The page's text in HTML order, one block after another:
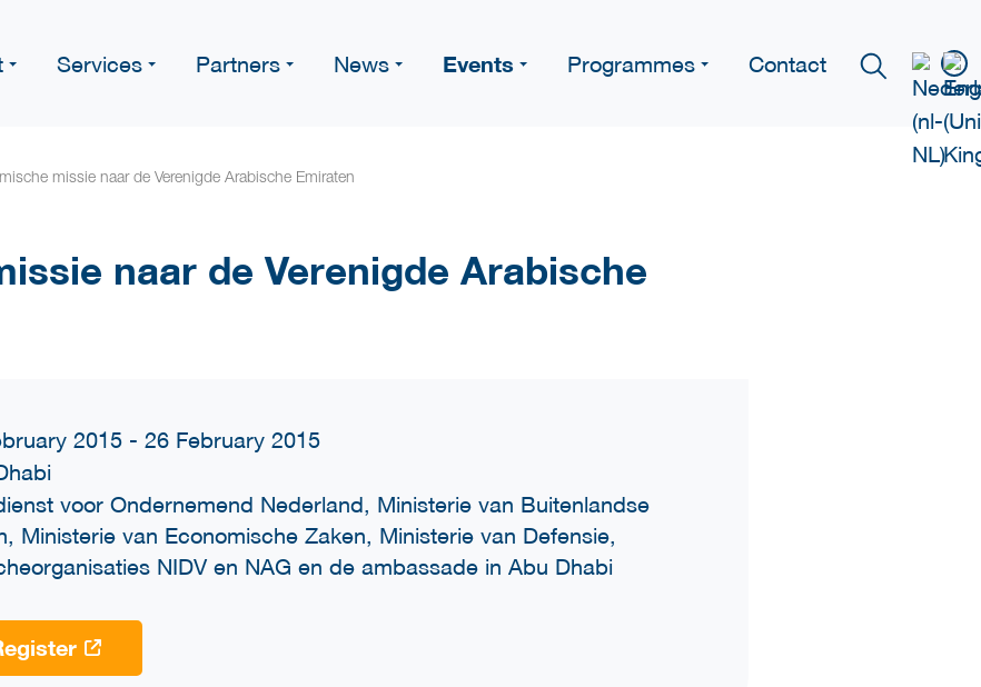
Services Partners News Events Programmes Contact
missie naar de Verenigde Arabische Emiraten
naar de Verenigde Arabische
2015 - 26 February 2015
voor Ondernemend Nederland, Ministerie van Buitenlandse
Ministerie van Economische Zaken, Ministerie van Defensie,
NIDV en NAG en de ambassade in Abu Dhabi